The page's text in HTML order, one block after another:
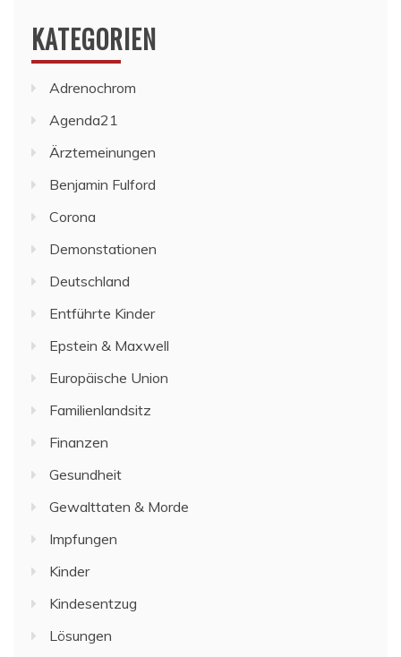
KATEGORIEN
Adrenochrom
Agenda21
Ärztemeinungen
Benjamin Fulford
Corona
Demonstationen
Deutschland
Entführte Kinder
Epstein & Maxwell
Europäische Union
Familienlandsitz
Finanzen
Gesundheit
Gewalttaten & Morde
Impfungen
Kinder
Kindesentzug
Lösungen